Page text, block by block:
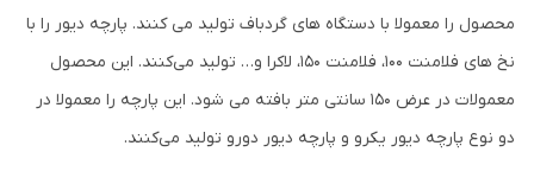
محصول را معمولا با دستگاه های گردباف تولید می کنند. پارچه دیور را با
نخ های فلامنت 100، فلامنت 150، لاکرا و… تولید می‌کنند. این محصول
معمولات در عرض 150 سانتی متر بافته می شود. این پارچه را معمولا در
دو نوع پارچه دیور یکرو و پارچه دیور دورو تولید می‌کنند.